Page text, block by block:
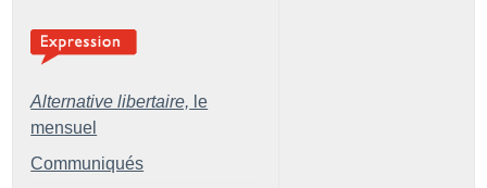
Alternative libertaire, le
mensuel
Communiqués